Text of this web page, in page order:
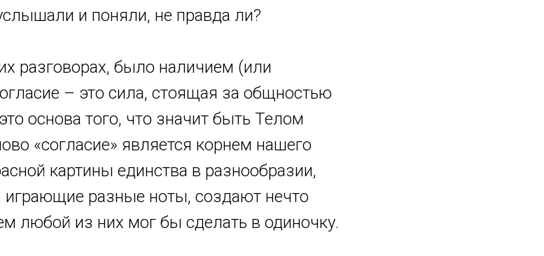
и поняли, не правда ли?
разговорах, было наличием (или
– это сила, стоящая за общностью
основа того, что значит быть Телом
«согласие» является корнем нашего
картины единства в разнообразии,
играющие разные ноты, создают нечто
любой из них мог бы сделать в одиночку.